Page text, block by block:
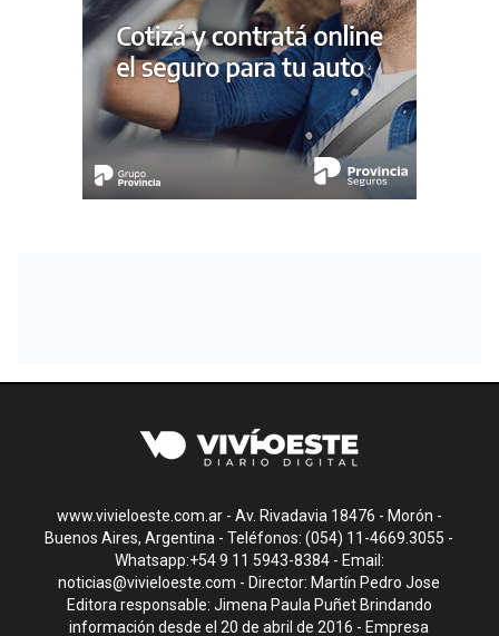
www.vivieloeste.com.ar - Av. Rivadavia 18476 - Morón -
Buenos Aires, Argentina - Teléfonos: (054) 11-4669.3055 -
Whatsapp:+54 9 11 5943-8384 - Email:
noticias@vivieloeste.com - Director: Martín Pedro Jose
Editora responsable: Jimena Paula Puñet Brindando
información desde el 20 de abril de 2016 - Empresa